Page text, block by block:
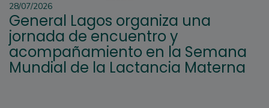
28/07/2026
General Lagos organiza una
jornada de encuentro y
acompañamiento en la Semana
Mundial de la Lactancia Materna